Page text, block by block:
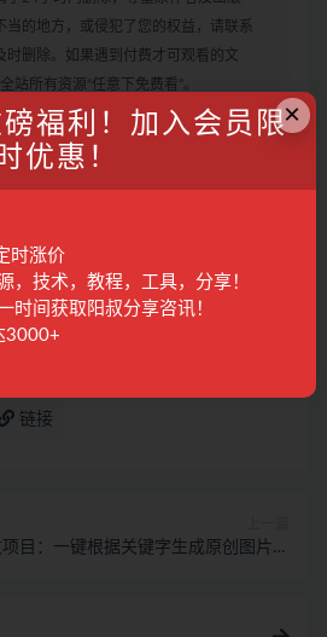
当的地方，或侵犯了您的权益，请联系
时删除。如果遇到付费才可观看的文
站所有资源“任意下免费看”。
台的付费资源，仅提供资源分享，不提
，不提供任何收益保障，具体请自行分
绑定支付账户或输入支付密码之类的异
下载或者无内容说明链接失效了，请联
链接
目：一键根据关键字生成原创图片，
×
福利！加入会员限
优惠！
时涨价
，技术，教程，工具，分享！
时间获取阳叔分享咨讯！
3000+